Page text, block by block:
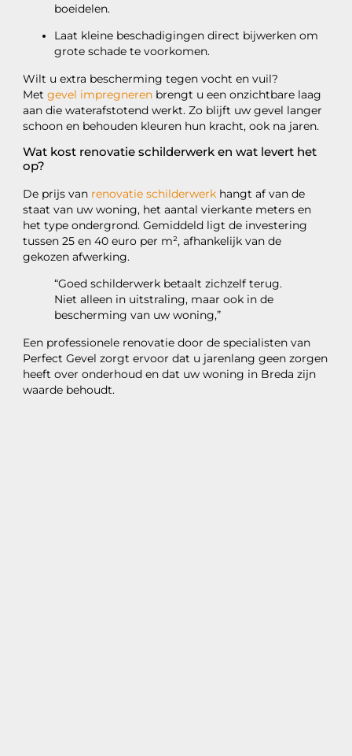
boeidelen.
Laat kleine beschadigingen direct bijwerken om
grote schade te voorkomen.
Wilt u extra bescherming tegen vocht en vuil?
Metgevel impregneren brengt u een onzichtbare laag
aan die waterafstotend werkt. Zo blijft uw gevel langer
schoon en behouden kleuren hun kracht, ook na jaren.
Wat kost renovatie schilderwerk en wat levert het
op?
De prijs van renovatie schilderwerk hangt af van de
staat van uw woning, het aantal vierkante meters en
het type ondergrond. Gemiddeld ligt de investering
tussen 25 en 40 euro per m², afhankelijk van de
gekozen afwerking.
“Goed schilderwerk betaalt zichzelf terug.
Niet alleen in uitstraling, maar ook in de
bescherming van uw woning,”
Een professionele renovatie door de specialisten van
Perfect Gevel zorgt ervoor dat u jarenlang geen zorgen
heeft over onderhoud en dat uw woning in Breda zijn
waarde behoudt.